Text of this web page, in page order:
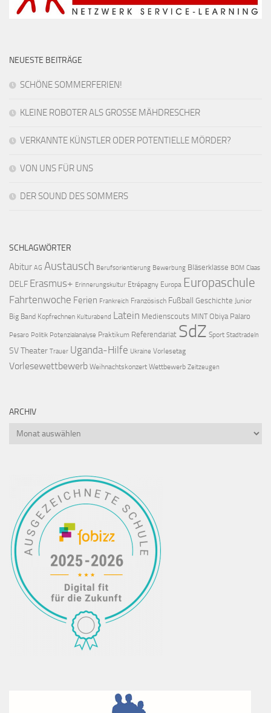
NEUESTE BEITRÄGE
SCHÖNE SOMMERFERIEN!
KLEINE ROBOTER ALS GROSSE MÄHDRESCHER
VERKANNTE KÜNSTLER ODER POTENTIELLE MÖRDER?
VON UNS FÜR UNS
DER SOUND DES SOMMERS
SCHLAGWÖRTER
Abitur AG Austausch Berufsorientierung Bewerbung Bläserklasse BOM Claas
DELF Erasmus+ Erinnerungskultur Etrépagny Europa Europaschule
Fahrtenwoche Ferien Frankreich Französisch Fußball Geschichte Junior
Big Band Kopfrechnen Kulturabend Latein Medienscouts MINT Obiya Palaro
Pesaro Politik Potenzialanalyse Praktikum Referendariat SdZ Sport Stadtradeln
SVTheater Trauer Uganda-Hilfe Ukraine Vorlesetag
Vorlesewettbewerb Weihnachtskonzert Wettbewerb Zeitzeugen
ARCHIV